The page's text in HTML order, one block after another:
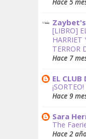
Hace 5
[LIBRO]
HARRIET
TERROR
Hace 7
EL CLUB
Hace 9
Sara
The
Hace 2